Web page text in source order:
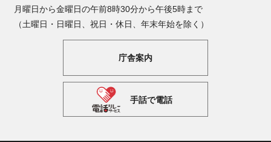
月曜日から金曜日の午前8時30分から午後5時まで
（土曜日・日曜日、祝日・休日、年末年始を除く）
庁舎案内
手話で電話